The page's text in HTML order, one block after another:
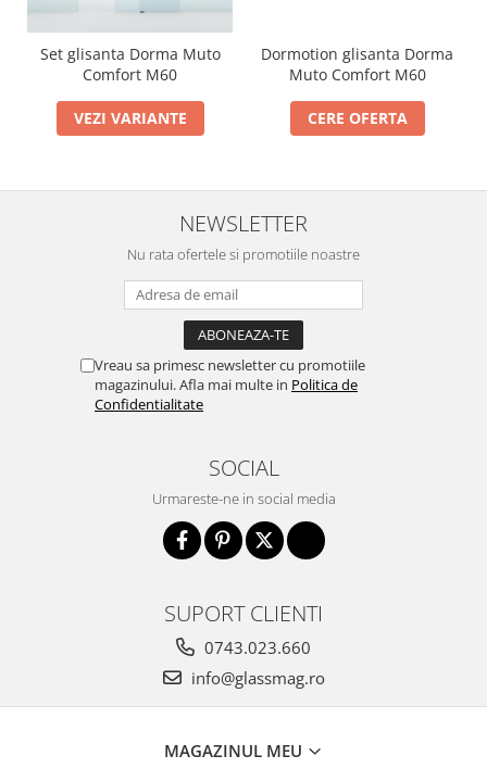
Set glisanta Dorma Muto
Comfort M60
VEZI VARIANTE
Dormotion glisanta Dorma
Muto Comfort M60
CERE OFERTA
NEWSLETTER
Nu rata ofertele si promotiile noastre
Vreau sa primesc newsletter cu promotiile
magazinului. Afla mai multe in Politica de
Confidentialitate
SOCIAL
Urmareste-ne in social media
SUPORT CLIENTI
0743.023.660
info@glassmag.ro
MAGAZINUL MEU